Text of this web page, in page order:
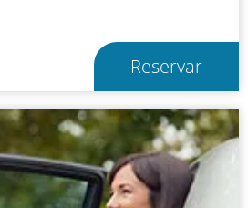
Reservar